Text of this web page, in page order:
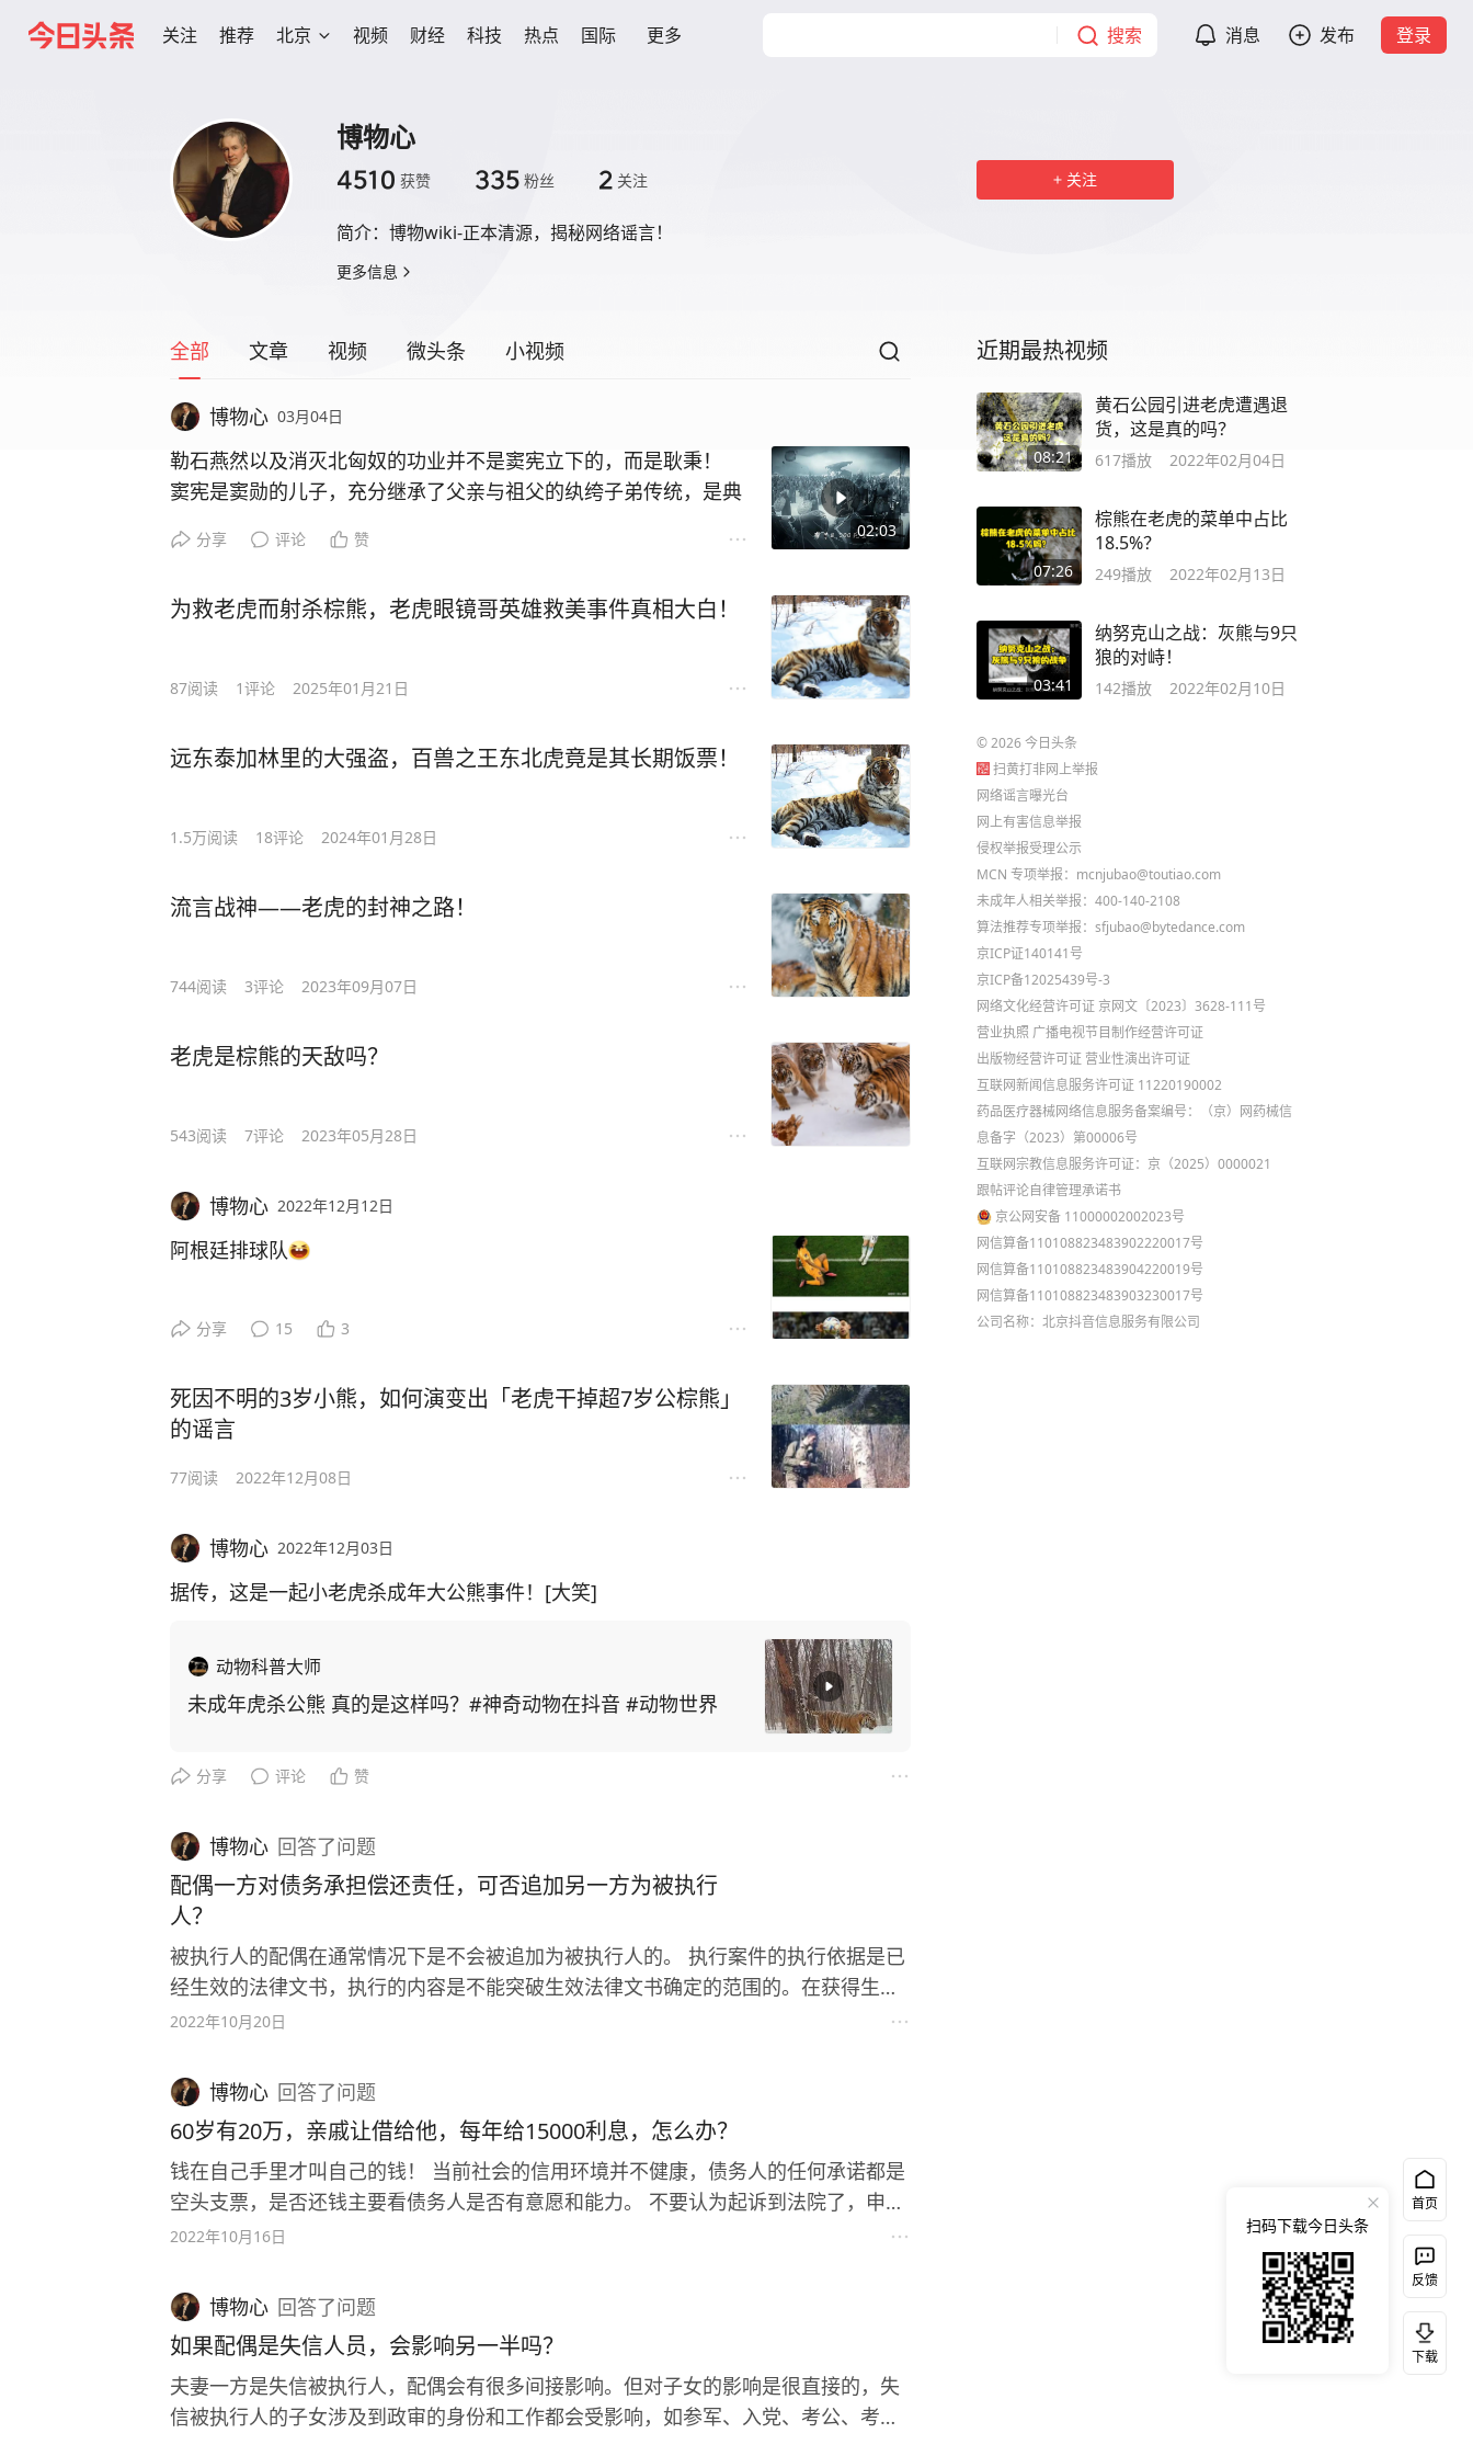
关注 推荐 北京 视频 财经 科技 热点 国际 更多 搜索 消息 发布 登录
博物心
4510 获赞 335 粉丝 2 关注
简介： 博物wiki-正本清源，揭秘网络谣言！
更多信息
关注
全部 文章 视频 微头条 小视频
02:03
博物心 03月04日
勒石燕然以及消灭北匈奴的功业并不是窦宪立下的，而是耿秉！
窦宪是窦勋的儿子，充分继承了父亲与祖父的纨绔子弟传统，是典
的专业素养。
因为窦宪在前一年犯下重大命案，杀了朝臣。窦宪急于寻找功业抵
宪，帮助窦宪立功脱罪，挟年幼的汉和帝出诏书，窦宪就成了永元
官。
分享 评论 赞
为救老虎而射杀棕熊，老虎眼镜哥英雄救美事件真相大白！
87阅读 1评论 2025年01月21日
远东泰加林里的大强盗，百兽之王东北虎竟是其长期饭票！
1.5万阅读 18评论 2024年01月28日
流言战神——老虎的封神之路！
744阅读 3评论 2023年09月07日
老虎是棕熊的天敌吗？
543阅读 7评论 2023年05月28日
博物心 2022年12月12日
阿根廷排球队
分享 15 3
死因不明的3岁小熊，如何演变出「老虎干掉超7岁公棕熊」
的谣言
77阅读 2022年12月08日
博物心 2022年12月03日
据传，这是一起小老虎杀成年大公熊事件！[大笑]
动物科普大师
未成年虎杀公熊 真的是这样吗？#神奇动物在抖音 #动物世界
分享 评论 赞
博物心 回答了问题
配偶一方对债务承担偿还责任，可否追加另一方为被执行
人？
被执行人的配偶在通常情况下是不会被追加为被执行人的。 执行案件的执行依据是已
经生效的法律文书，执行的内容是不能突破生效法律文书确定的范围的。在获得生效
法律文书的过程中，比如通过审判程序拿到了判决书、调解书，这个程序是解决实体
当中更难以做到。 最高院在2018年出台了一个关于夫妻债务的司法解释《最高人民法
院关于审理涉及夫妻债务纠纷案件适用法律有关问题的解释》其中主体内容就三条：
第一条 夫妻双方共同签字或者夫妻一方事后追认等共同意思表示所负的债务，应当
认定为夫妻共同债务。 第二条 夫妻一方在婚姻关系存续期间以个人名义为家庭日常
生活需要所负的债务，债权人以属于夫妻共同债务为由主张权利的，人民法院应予支
持。 第三条 夫妻一方在婚姻关系存续期间以个人名义超出家庭日常生活需要所负的
够证明该债务用于夫妻共同生活、共同生产经营或者基于夫妻双方共同意思表示的除
外。 从这简短的三条可以明确地看出，对于夫妻债务的认定是有着较高标准的，并非
一方负债了，另一方就一定会共同负担，除非被告的配偶自愿加入承担债务。 而在执
行程序当中，被执行人的配偶也不会当然负担债务，但可以自愿加入，比如通过执行
担保，被执行人的配偶可以为被执行人提供执行担保，法院可以执行担保人的财产，
2022年10月20日
博物心 回答了问题
60岁有20万，亲戚让借给他，每年给15000利息，怎么办？
钱在自己手里才叫自己的钱！ 当前社会的信用环境并不健康，债务人的任何承诺都是
空头支票，是否还钱主要看债务人是否有意愿和能力。 不要认为起诉到法院了，申请
法院强制执行了就一定可以把钱要回来。只要你的证据充分、事实清楚，完全可以拿
2022年10月16日
博物心 回答了问题
如果配偶是失信人员，会影响另一半吗？
夫妻一方是失信被执行人，配偶会有很多间接影响。但对子女的影响是很直接的，失
信被执行人的子女涉及到政审的身份和工作都会受影响，如参军、入党、考公、考编
近期最热视频
08:21
黄石公园引进老虎遭遇退
货，这是真的吗？
617播放 2022年02月04日
07:26
棕熊在老虎的菜单中占比
18.5%？
249播放 2022年02月13日
03:41
纳努克山之战：灰熊与9只
狼的对峙！
142播放 2022年02月10日
©2026今日头条
扫黄打非网上举报
网络谣言曝光台
网上有害信息举报
侵权举报受理公示
MCN 专项举报：mcnjubao@toutiao.com
未成年人相关举报：400-140-2108
算法推荐专项举报：sfjubao@bytedance.com
京ICP证140141号
京ICP备12025439号-3
网络文化经营许可证 京网文〔2023〕3628-111号
营业执照 广播电视节目制作经营许可证
出版物经营许可证 营业性演出许可证
互联网新闻信息服务许可证 11220190002
药品医疗器械网络信息服务备案编号：（京）网药械信
息备字（2023）第00006号
互联网宗教信息服务许可证：京（2025）0000021
跟帖评论自律管理承诺书
京公网安备 11000002002023号
网信算备110108823483902220017号
网信算备110108823483904220019号
网信算备110108823483903230017号
公司名称：北京抖音信息服务有限公司
首页
反馈
下载
扫码下载今日头条